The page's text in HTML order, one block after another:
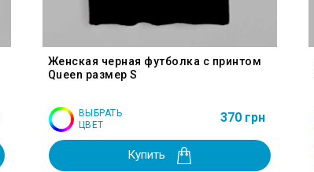
Женская черная футболка с принтом
Queen размер S
ВЫБРАТЬ
ЦВЕТ
370 грн
Купить